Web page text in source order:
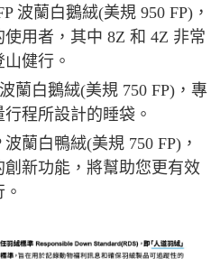
波蘭白鵝絨(美規 950 FP)，
用者，其中 8Z 和 4Z 非常
健行。
蘭白鵝絨(美規 750 FP)，專
程所設計的睡袋。
蘭白鴨絨(美規 750 FP)，
新功能，將幫助您更有效